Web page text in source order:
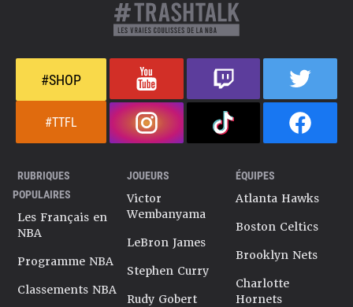
#SHOP
#TTFL
RUBRIQUES
POPULAIRES
Les Français en
NBA
Programme NBA
Classements NBA
JOUEURS
Victor
Wembanyama
LeBron James
Stephen Curry
Rudy Gobert
ÉQUIPES
Atlanta Hawks
Boston Celtics
Brooklyn Nets
Charlotte
Hornets